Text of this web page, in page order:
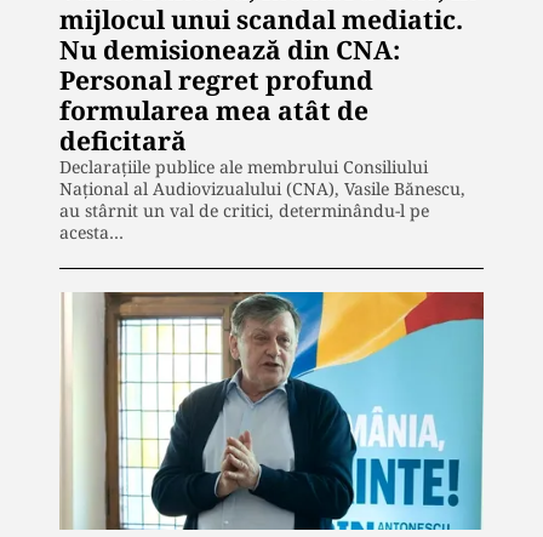
mijlocul unui scandal mediatic.
Nu demisionează din CNA:
Personal regret profund
formularea mea atât de
deficitară
Declarațiile publice ale membrului Consiliului
Național al Audiovizualului (CNA), Vasile Bănescu,
au stârnit un val de critici, determinându-l pe
acesta…